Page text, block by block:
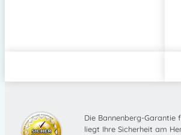
Die Bannenberg-Garantie
liegt Ihre Sicherheit am